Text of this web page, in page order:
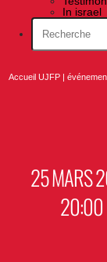
In israel
Accueil UJFP |
25 MARS
20:00